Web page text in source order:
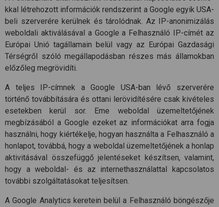
kkal létrehozott információk rendszerint a Google egyik USA-
beli szerverére kerülnek és tárolódnak. Az IP-anonimizálás
weboldali aktiválásával a Google a Felhasználó IP-címét az
Európai Unió tagállamain belül vagy az Európai Gazdasági
Térségről szóló megállapodásban részes más államokban
előzőleg megrövidíti.
A teljes IP-címnek a Google USA-ban lévő szerverére
történő továbbítására és ottani lerövidítésére csak kivételes
esetekben kerül sor. Eme weboldal üzemeltetőjének
megbízásából a Google ezeket az információkat arra fogja
használni, hogy kiértékelje, hogyan használta a Felhasználó a
honlapot, továbbá, hogy a weboldal üzemeltetőjének a honlap
aktivitásával összefüggő jelentéseket készítsen, valamint,
hogy a weboldal- és az internethasználattal kapcsolatos
további szolgáltatásokat teljesítsen.
A Google Analytics keretein belül a Felhasználó böngészője